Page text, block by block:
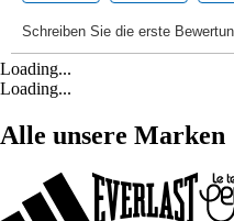
Loading...
Loading...
Alle unsere Marken